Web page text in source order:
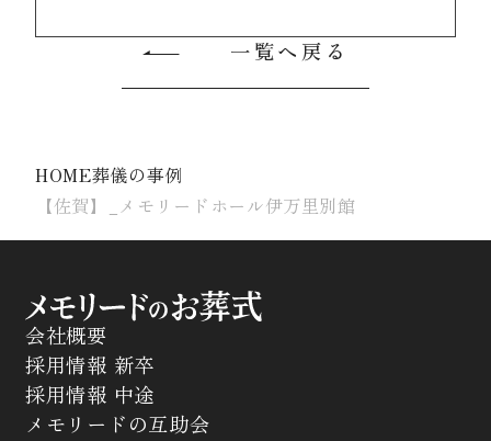
一覧へ戻る
HOME葬儀の事例
【佐賀】_メモリードホール伊万里別館
会社概要
採用情報 新卒
採用情報 中途
メモリードの互助会